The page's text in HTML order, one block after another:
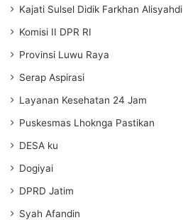
Kajati Sulsel Didik Farkhan Alisyahdi
Komisi II DPR RI
Provinsi Luwu Raya
Serap Aspirasi
Layanan Kesehatan 24 Jam
Puskesmas Lhoknga Pastikan
DESA ku
Dogiyai
DPRD Jatim
Syah Afandin